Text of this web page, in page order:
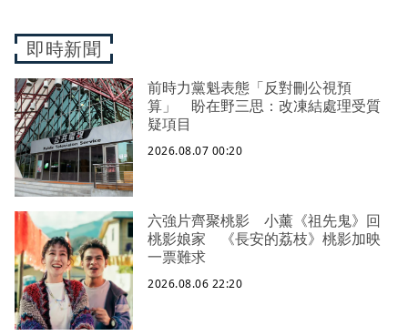
即時新聞
前時力黨魁表態「反對刪公視預
算」 盼在野三思：改凍結處理受質
疑項目
2026.08.07 00:20
六強片齊聚桃影 小薰《祖先鬼》回
桃影娘家 《長安的荔枝》桃影加映
一票難求
2026.08.06 22:20